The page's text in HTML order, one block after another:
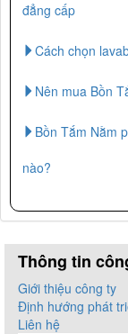
đẳng cấp
Cách chọn
Nên mua Bồn
Bồn Tắm Nằm
nào?
Thông tin
Giới thiệu công ty
Định hướng phát
Liên hệ